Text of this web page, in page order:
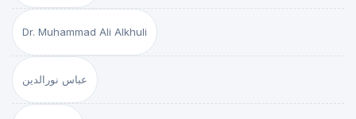
Dr. Muhammad Ali Alkhuli
عباس نورالدين